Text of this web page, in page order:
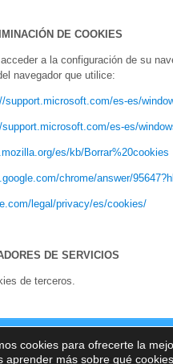
DE COOKIES
a la configuración de su
navegador que utilice:
support.microsoft.com/es-es/
es-es/
es/kb/Borrar%20cookies
chrome/answer/
legal/privacy/es/cookies/
DE SERVICIOS
de terceros.
|Aviso Legal| Política de
cookies para ofrecerte la
aprender más sobre qué